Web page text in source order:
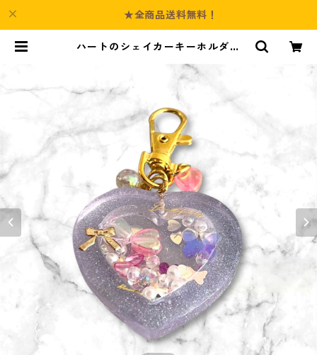
★全商品送料無料！
ハートのシェイカーキーホルダー